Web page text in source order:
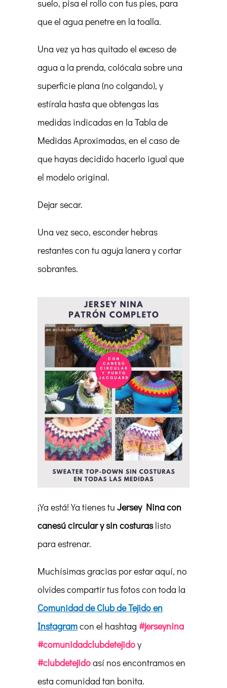
suelo, pisa el rollo con tus pies, para
que el agua penetre en la toalla.
Una vez ya has quitado el exceso de
agua a la prenda, colócala sobre una
superficie plana (no colgando), y
estírala hasta que obtengas las
medidas indicadas en la Tabla de
Medidas Aproximadas, en el caso de
que hayas decidido hacerlo igual que
el modelo original.
Dejar secar.
Una vez seco, esconder hebras
restantes con tu aguja lanera y cortar
sobrantes.
¡Ya está! Ya tienes tu Jersey Nina con
canesú circular y sin costuraslisto
para estrenar.
Muchísimas gracias por estar aquí, no
olvides compartir tus fotos con toda la
Comunidad de Club de Tejido en
Instagramcon el hashtag #jerseynina
#comunidadclubdetejidoy
#clubdetejidoasí nos encontramos en
esta comunidad tan bonita.